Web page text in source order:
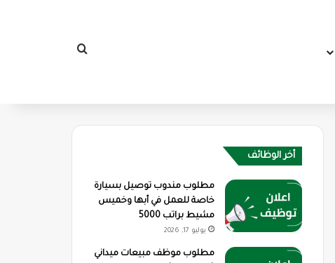
بحث عن
أخر الوظائف
مطلوب مندوب توصيل بسيارة
خاصة للعمل في أبها وخميس
مشيط براتب 5000
يوليو 17, 2026
مطلوب موظف مبيعات ميداني